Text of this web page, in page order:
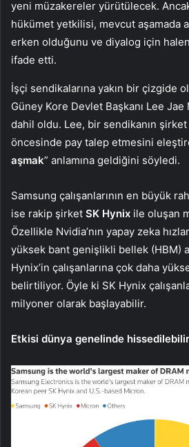
yeni müzakereler yürütülecek.
hükümet yetkilisi, mevcut aşamada
erken olduğunu ve diyalog için
ifade etti.
İşçi sendikalarına yakın bir çizgide
Güney Kore Devlet Başkanı Lee
dahil oldu. Lee, bir sendikanın
öncesinde pay talep etmesini
aşmak” anlamına geldiğini söyledi.
Samsung çalışanlarının en büyük
ise rakip şirket SK Hynix ile oluşan
Özellikle Nvidia’nın yapay zeka
yüksek bant genişlikli bellek (HBM)
Hynix’in çalışanlarına çok daha
belirtiliyor. Öyle ki SK Hynix
milyoner olarak başlayabilir.
Etkisi dünya genelinde hissedilebilir